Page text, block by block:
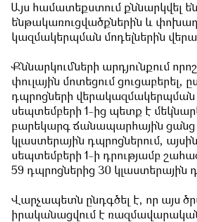
Այս համատեքստում քննարկվել
ենթակառուցվածքներին և
կազմակերպման մոդելներին
Քննարկումների արդյունքում
փուլային մոտեցում ցուցաբերել,
դպրոցների վերակազմակերպման
սեպտեմբերի 1-ից պետք է
բարեկարգ ճանապարհային ցանց
կլաստերային դպրոցներում,
սեպտեմբերի 1-ի դրությամբ
59 դպրոցներից 30 կլաստերային
Վարչապետն ընդգծել է, որ այս
իրականացվում է